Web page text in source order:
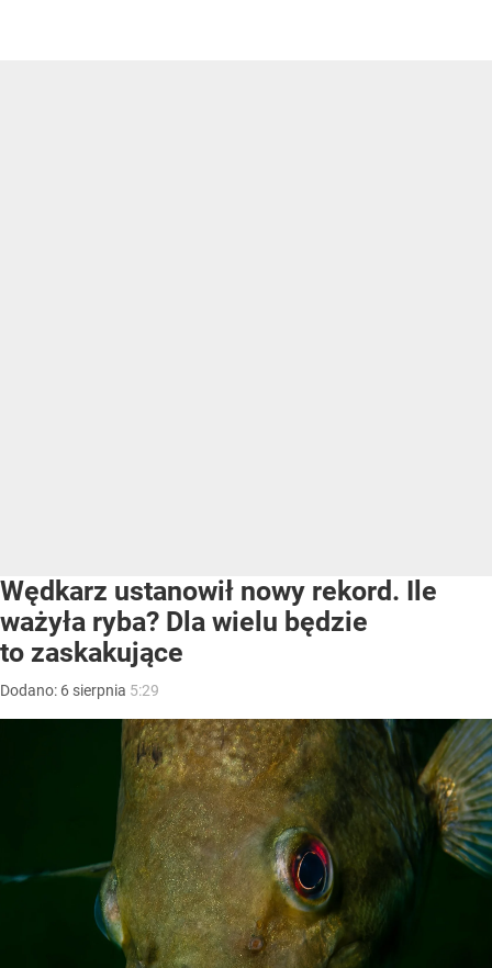
Wędkarz ustanowił nowy rekord. Ile
ważyła ryba? Dla wielu będzie
to zaskakujące
Dodano: 6 sierpnia 5:29